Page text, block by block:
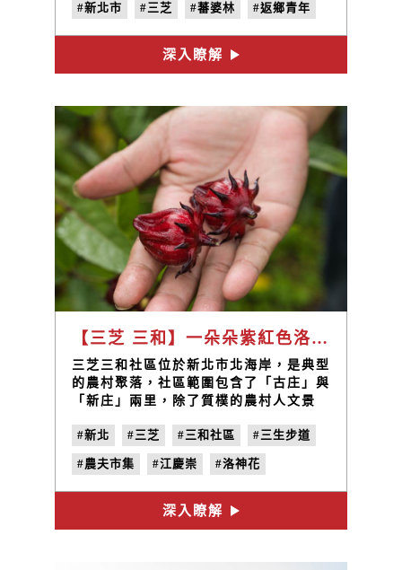
#新北市 #三芝 #蕃婆林 #返鄉青年
#鄭俊彥 #鄭志偉 #茭白筍 #地瓜
深入瞭解
【三芝 三和】一朵朵紫紅色洛神花 凝聚起農村居民的心 / 三和社區發展協會理事長 江慶崇
三芝三和社區位於新北市北海岸，是典型
的農村聚落，社區範圍包含了「古庄」與
「新庄」兩里，除了質樸的農村人文景
和社區通過農村再生計畫，在社區居民的
努力下積極活化與推廣聚落文化與產業發
展，賦予傳統農村新的面貌。
#新北 #三芝 #三和社區 #三生步道
#農夫市集 #江慶崇 #洛神花
#地味誌 #鮮味之秋 #農民力 #vol.4
深入瞭解